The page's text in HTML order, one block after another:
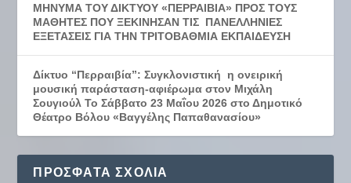
ΜΗΝΥΜΑ ΤΟΥ ΔΙΚΤΥΟΥ «ΠΕΡΡΑΙΒΙΑ» ΠΡΟΣ ΤΟΥΣ
ΜΑΘΗΤΕΣ ΠΟΥ ΞΕΚΙΝΗΣΑΝ ΤΙΣ ΠΑΝΕΛΛΗΝΙΕΣ
ΕΞΕΤΑΣΕΙΣ ΓΙΑ ΤΗΝ ΤΡΙΤΟΒΑΘΜΙΑ ΕΚΠΑΙΔΕΥΣΗ
Δίκτυο “Περραιβία”: Συγκλονιστική η ονειρική
μουσική παράσταση-αφιέρωμα στον Μιχάλη
Σουγιούλ Το Σάββατο 23 Μαΐου 2026 στο Δημοτικό
Θέατρο Βόλου «Βαγγέλης Παπαθανασίου»
ΠΡΌΣΦΑΤΑ ΣΧΌΛΙΑ